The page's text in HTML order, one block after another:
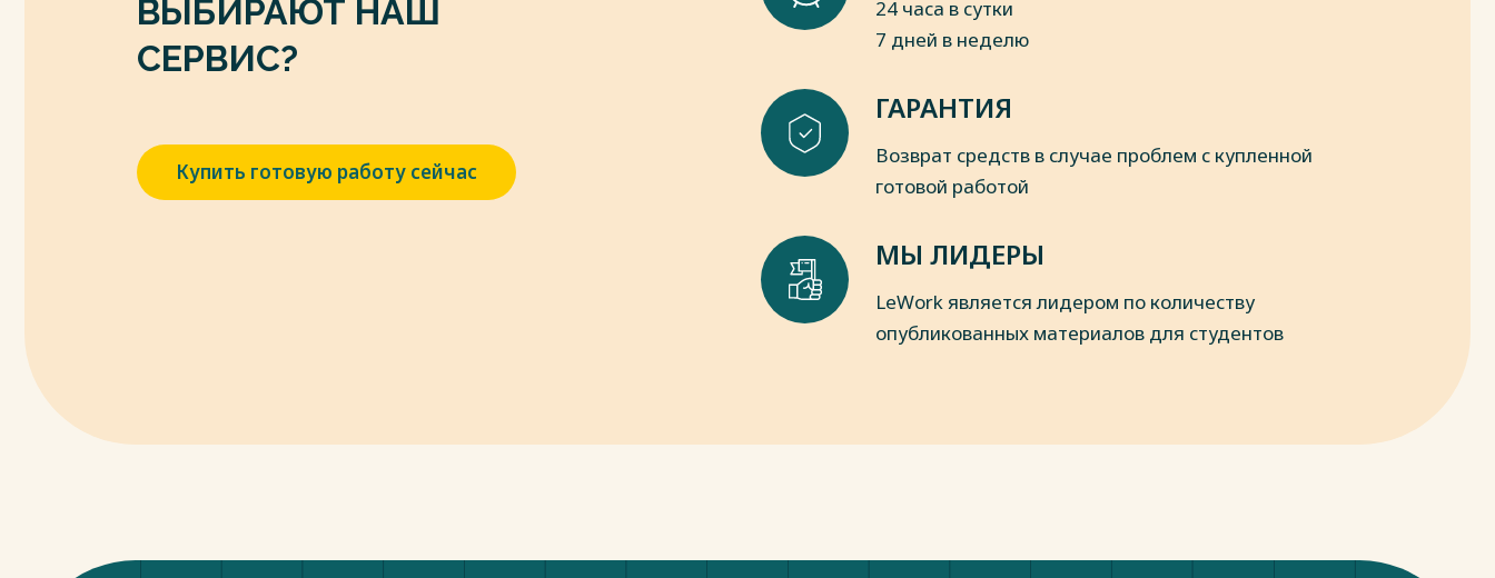
ВЫБИРАЮТ НАШ
СЕРВИС?
Купить готовую работу сейчас
24 часа в сутки
7 дней в неделю
ГАРАНТИЯ
Возврат средств в случае проблем с купленной
готовой работой
МЫ ЛИДЕРЫ
LeWork является лидером по количеству
опубликованных материалов для студентов